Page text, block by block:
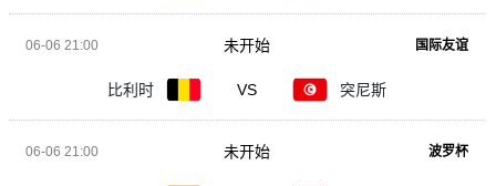
06-06 21:00 国际友谊
比利时 VS 突尼斯
未开始
06-06 21:00 波罗杯
未开始